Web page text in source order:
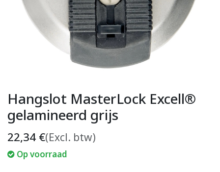
Hangslot MasterLock Excell®
gelamineerd grijs
22,34 €(Excl. btw)
Op voorraad